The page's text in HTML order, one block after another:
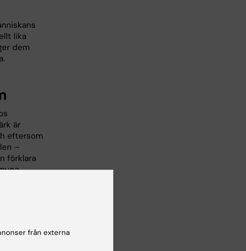
lika
dem
är
eftersom
–
förklara
vid i
från externa